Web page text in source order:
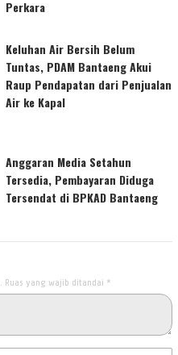
Perkara
Keluhan Air Bersih Belum
Tuntas, PDAM Bantaeng Akui
Raup Pendapatan dari Penjualan
Air ke Kapal
Anggaran Media Setahun
Tersedia, Pembayaran Diduga
Tersendat di BPKAD Bantaeng
Ruas yang wajib ditandai *